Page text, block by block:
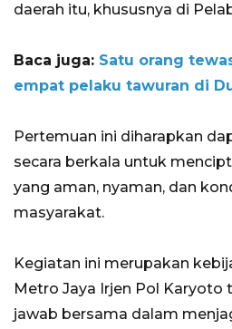
daerah itu, khususnya di
Baca juga: Satu orang
empat pelaku tawuran di
Pertemuan ini diharapkan
secara berkala untuk
yang aman, nyaman, dan
masyarakat.
Kegiatan ini merupakan
Metro Jaya Irjen Pol
jawab bersama dalam